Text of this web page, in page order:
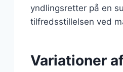
yndlingsretter på en
tilfredsstillelsen ved
Variationer